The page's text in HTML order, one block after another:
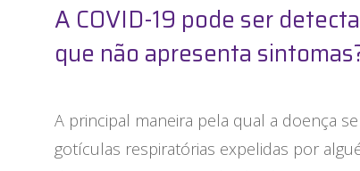
A COVID-19 pode ser
que não apresenta
A principal maneira pela qual a doença
gotículas respiratórias expelidas por